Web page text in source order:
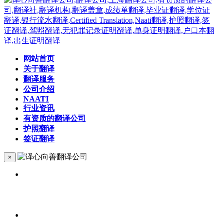
网站首页
关于翻译
翻译服务
公司介绍
NAATI
行业资讯
有资质的翻译公司
护照翻译
签证翻译
×